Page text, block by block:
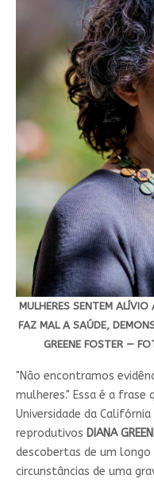
MULHERES SENTEM
FAZ MAL A SAÚDE,
GREENE FOSTER —
"Não encontramos
mulheres." Essa é a
Universidade da
reprodutivos DIANA
descobertas de um
circunstâncias de uma